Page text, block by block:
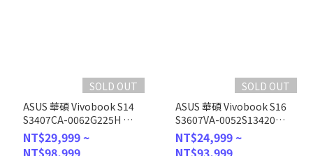
SOLD OUT
ASUS 華碩 Vivobook S14
S3407CA-0062G225H 灰
(Intel Core Ultra 5
225H/16G/512GB
NT$29,999 ~
NT$98,999
SOLD OUT
ASUS 華碩 Vivobook S16
S3607VA-0052S13420H
銀 (i5-
13420H/8GB+8GB/512GB
NT$24,999 ~
NT$93,999